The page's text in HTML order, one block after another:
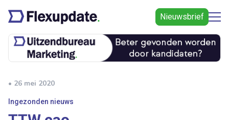
Nieuwsbrief
• 26 mei 2020
Ingezonden nieuws